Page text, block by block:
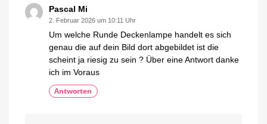
Pascal Mi
2. Februar 2026 um 10:11 Uhr
Um welche Runde Deckenlampe handelt es sich
genau die auf dein Bild dort abgebildet ist die
scheint ja riesig zu sein ? Über eine Antwort danke
ich im Voraus
Antworten